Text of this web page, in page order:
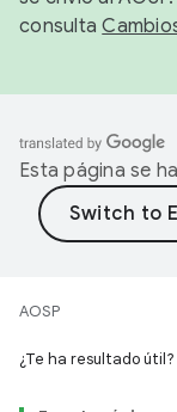
consulta
Esta página se
AOSP
¿Te ha resultado útil?